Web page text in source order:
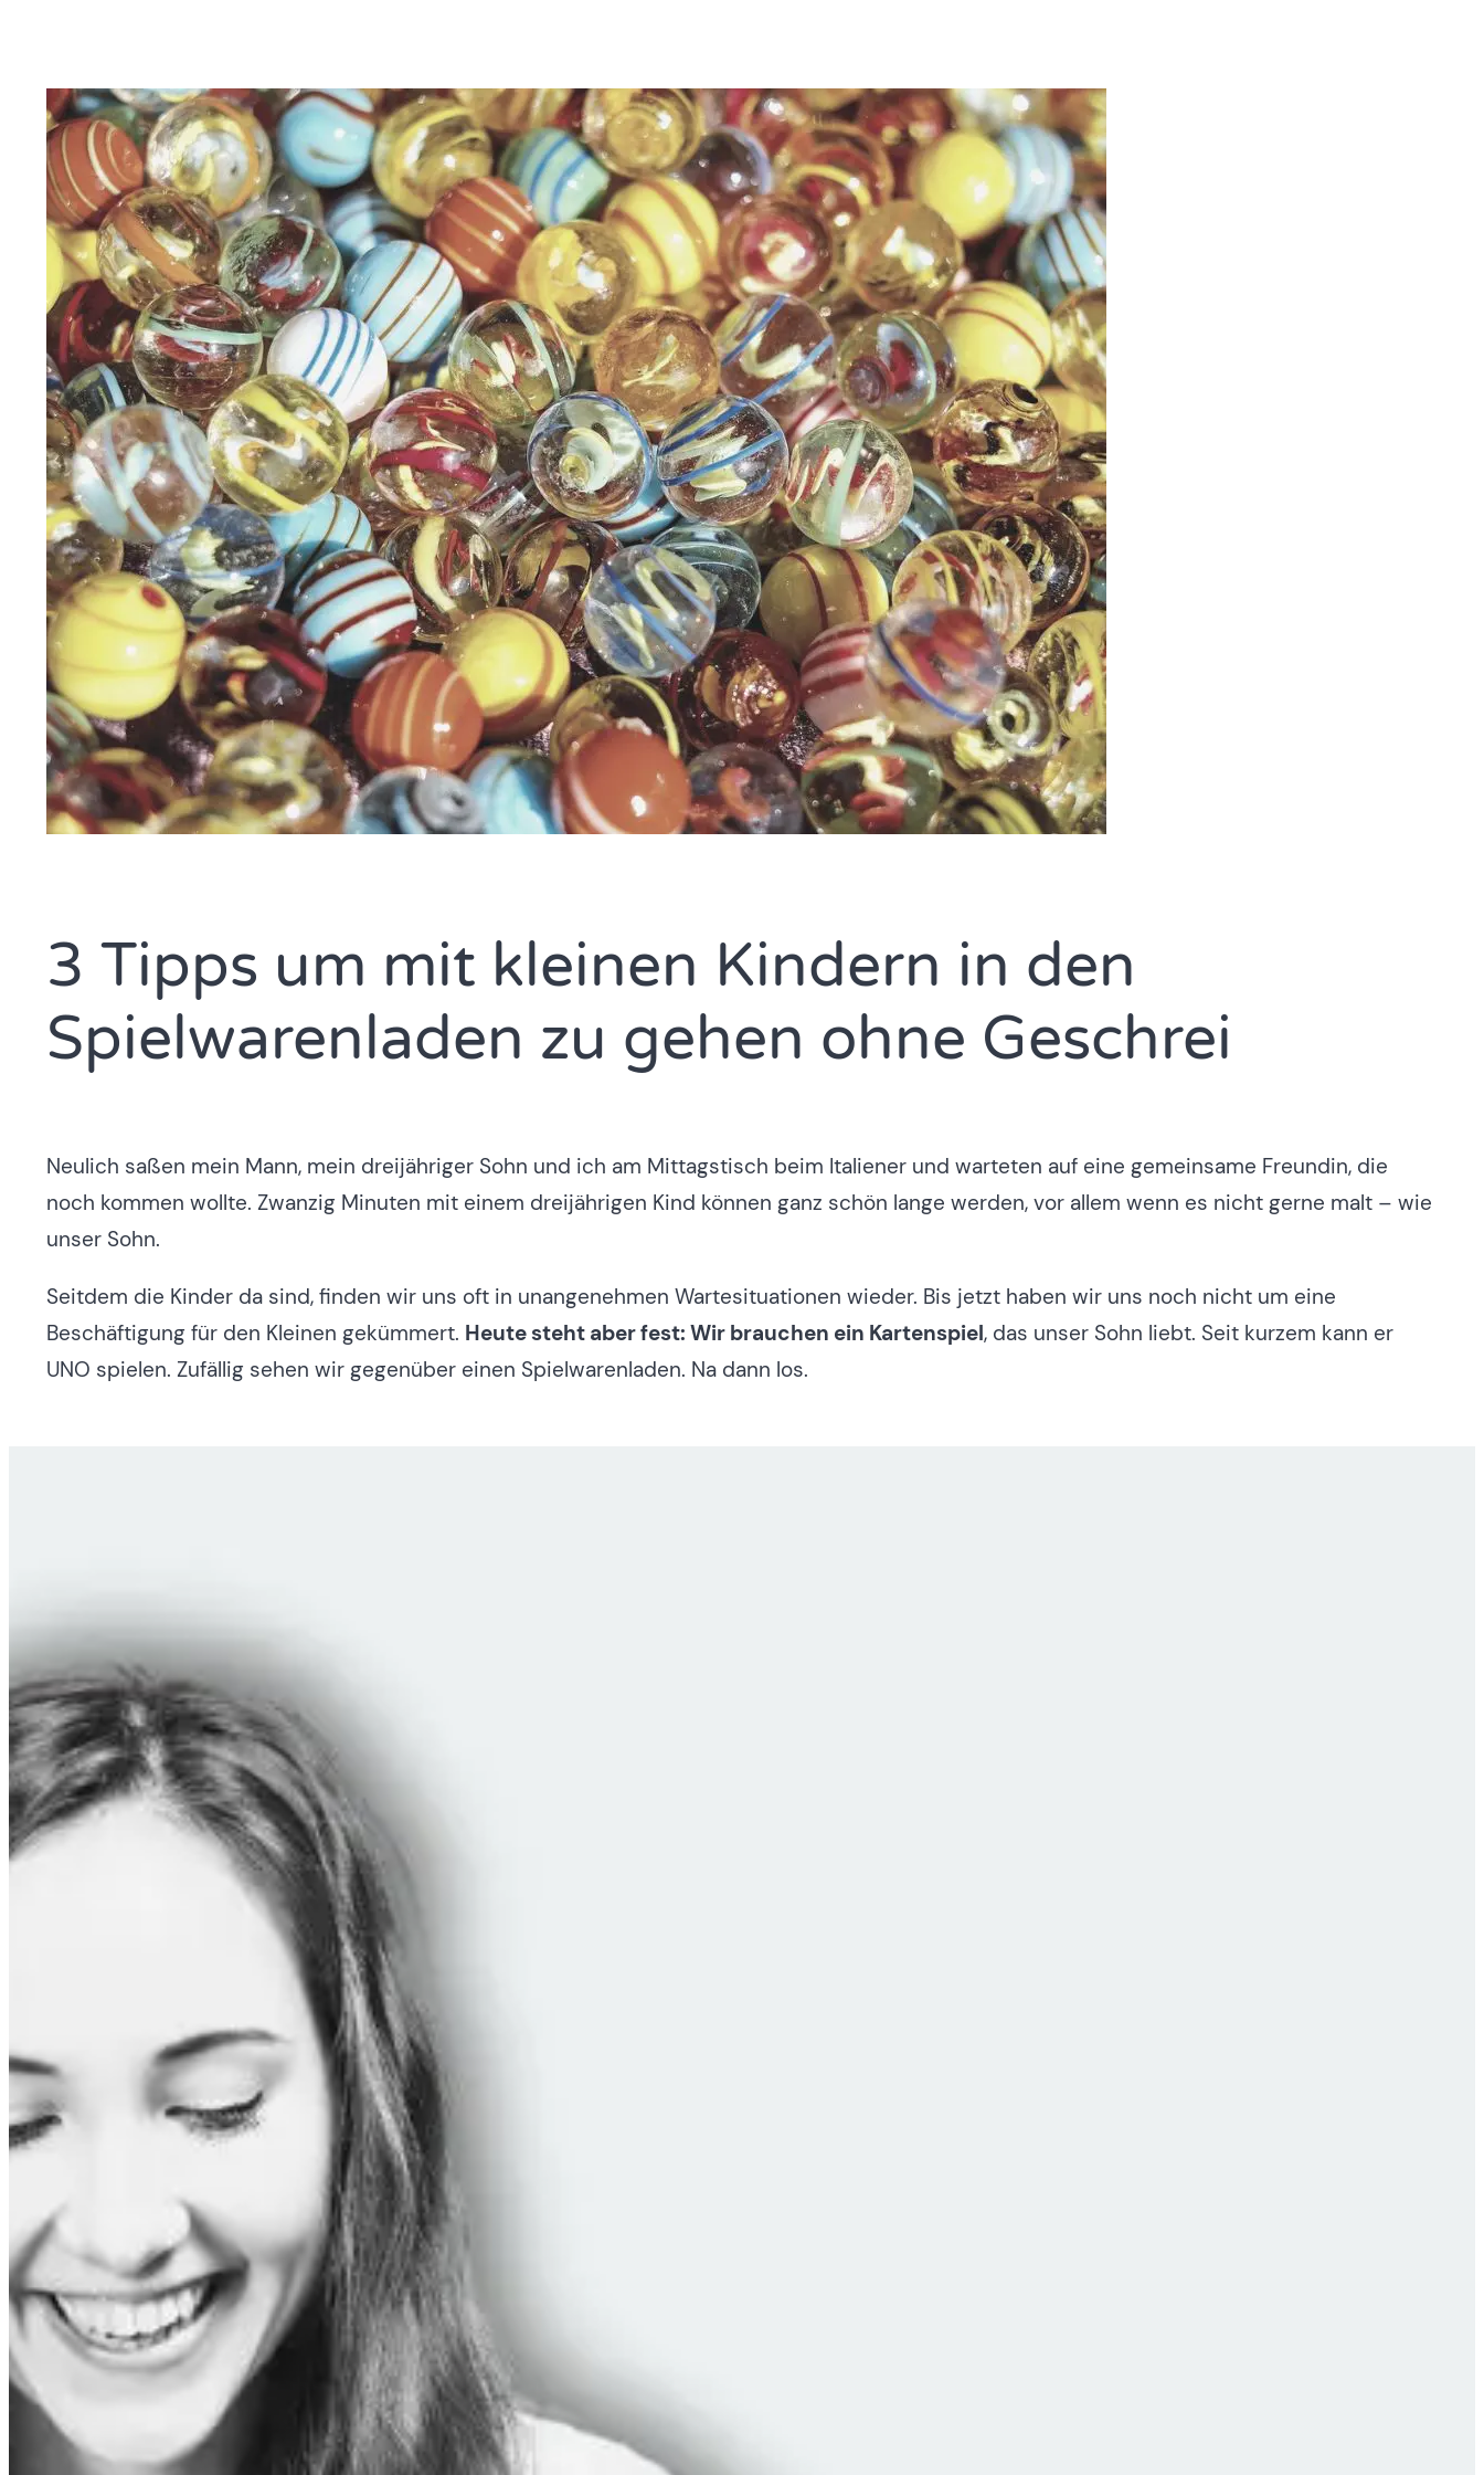
3 Tipps um mit kleinen Kindern in den
Spielwarenladen zu gehen ohne Geschrei
Neulich saßen mein Mann, mein dreijähriger Sohn und ich am Mittagstisch beim Italiener und warteten auf eine gemeinsame Freundin, die
noch kommen wollte. Zwanzig Minuten mit einem dreijährigen Kind können ganz schön lange werden, vor allem wenn es nicht gerne malt – wie
unser Sohn.
Seitdem die Kinder da sind, finden wir uns oft in unangenehmen Wartesituationen wieder. Bis jetzt haben wir uns noch nicht um eine
Beschäftigung für den Kleinen gekümmert. Heute steht aber fest: Wir brauchen ein Kartenspiel, das unser Sohn liebt. Seit kurzem kann er
UNO spielen. Zufällig sehen wir gegenüber einen Spielwarenladen. Na dann los.